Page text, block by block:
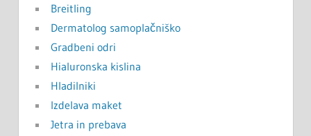
Breitling
Dermatolog samoplačniško
Gradbeni odri
Hialuronska kislina
Hladilniki
Izdelava maket
Jetra in prebava